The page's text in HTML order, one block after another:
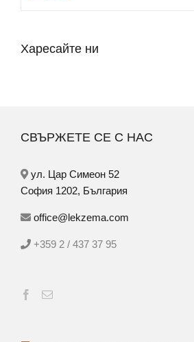
Харесайте ни
СВЪРЖЕТЕ СЕ С НАС
ул. Цар Симеон 52
София 1202, България
office@lekzema.com
+359 2 / 437 37 95